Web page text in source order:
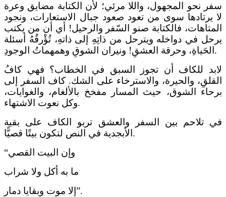
سفر نحو المجهول، واللا مرئي؛ لأن الكتابة مضايق وعرة
لا يرتادها سوى من تعود صعود جبال الاستعارات، ونجود
المتاهات، فالكتابة صنو السّفر والرحيل! أي أن من يكتب
يرحل في دواخله ويترحل من ذاتِهِ إلى ذاتهِ، تُؤْرقُهُ أسئلة
الحَياةِ، وحرقة العشقِ! ونيران الشوقِ وهمهماتُ الوجودِ.
لابد للكاف أن تجوز السبق في الخطاب؟ فهي كافُ
القلقِ، والحيرة، والاسترخاء على الشك. كاف السفر إلى
برحاء الشوق، حيث المسار مفخخ بالألغام، والغوايات،
وكل نعوت الاشتهاء.
في تلاحم بين السفر والعشق تربو الكاف على بقية
الأبجدية في النص لتكون بيتًا قصيًّا.
“وإن البيت القصي
ما به أكل ولا شراب
إلا موت وبقايا دمار”.